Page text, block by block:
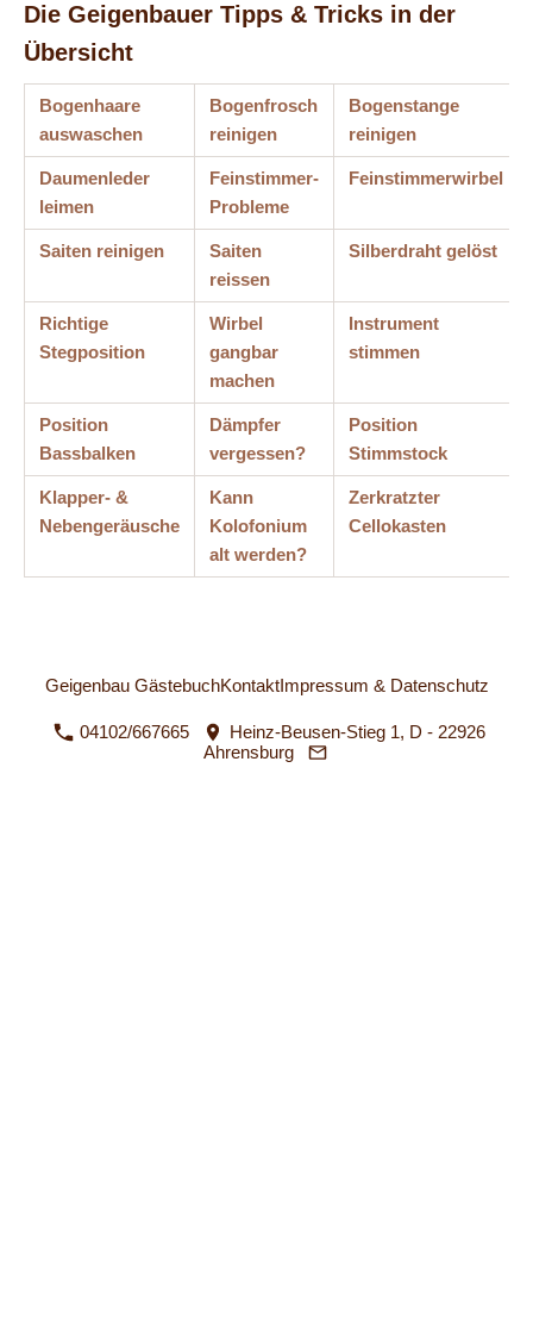
Die Geigenbauer Tipps & Tricks in der
Übersicht
Bogenhaare
auswaschen
Bogenfrosch
reinigen
Bogenstange
reinigen
Daumenleder
leimen
Feinstimmer-
Probleme
Feinstimmerwirbel
Saiten reinigen
Saiten
reissen
Silberdraht gelöst
Richtige
Stegposition
Wirbel
gangbar
machen
Instrument
stimmen
Position
Bassbalken
Dämpfer
vergessen?
Position
Stimmstock
Klapper- &
Nebengeräusche
Kann
Kolofonium
alt werden?
Zerkratzter
Cellokasten
Geigenbau GästebuchKontaktImpressum & Datenschutz
04102/667665
Heinz-Beusen-Stieg 1, D - 22926
Ahrensburg